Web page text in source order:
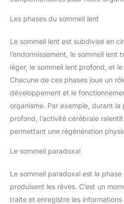
Les phases du sommeil lent
Le sommeil lent est subdivisé en
l’endormissement, le sommeil lent
léger, le sommeil lent profond, et
Chacune de ces phases joue un
développement et le
organisme. Par exemple, durant la
profond, l’activité cérébrale
permettant une régénération
Le sommeil paradoxal
Le sommeil paradoxal est la
produisent les rêves. C’est un
traite et enregistre les informations